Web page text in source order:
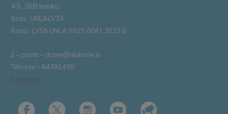
AS „SEB banka”
Kods: UNLALV2X
Konts: LV58 UNLA 0025 0041 3033 5
E – pasts – dome@aluksne.lv
Tālrunis – 64381496
E-adrese